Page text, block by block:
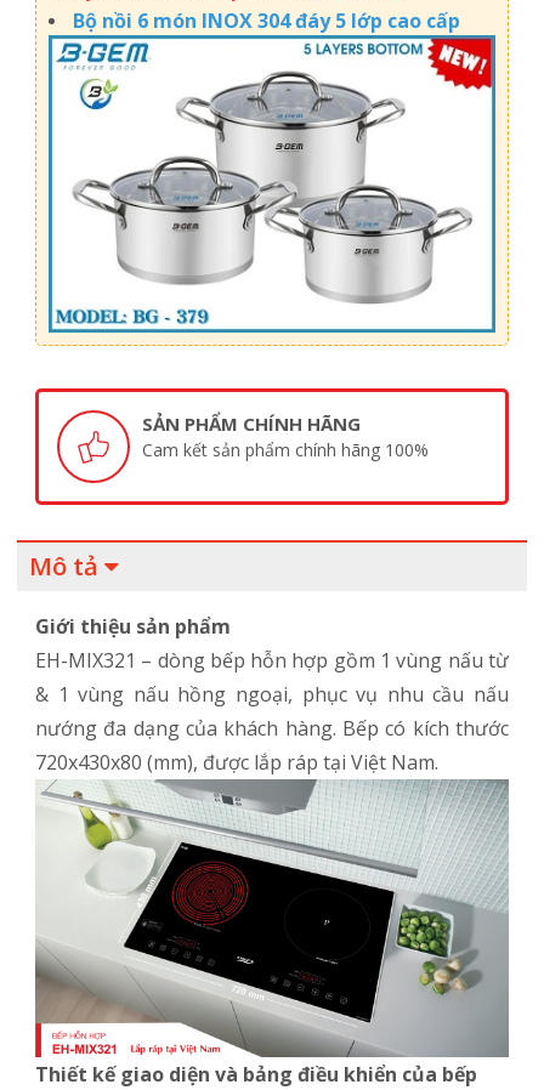
Bộ nồi 6 món INOX 304 đáy 5 lớp cao cấp
SẢN PHẨM CHÍNH HÃNG
Cam kết sản phẩm chính hãng 100%
Mô tả
Giới thiệu sản phẩm
EH-MIX321 – dòng bếp hỗn hợp gồm 1 vùng nấu từ
& 1 vùng nấu hồng ngoại, phục vụ nhu cầu nấu
nướng đa dạng của khách hàng. Bếp có kích thước
720x430x80 (mm), được lắp ráp tại Việt Nam.
Thiết kế giao diện và bảng điều khiển của bếp